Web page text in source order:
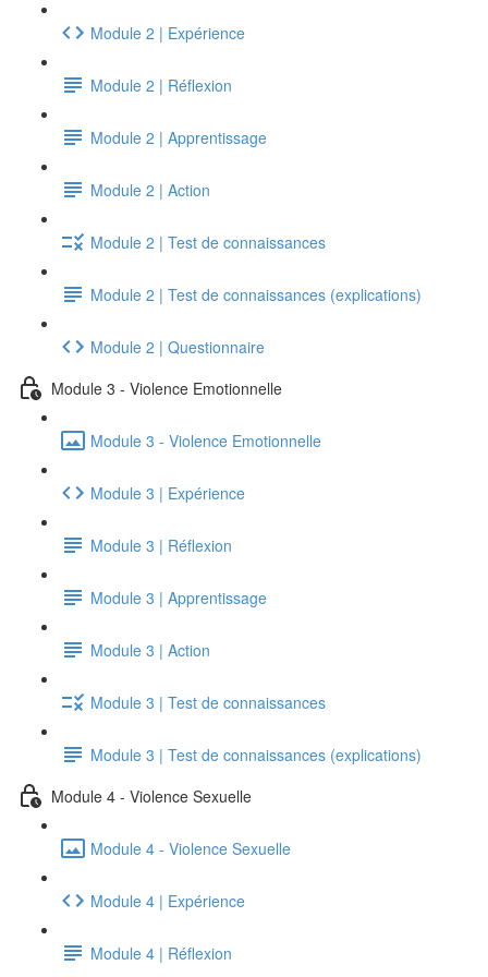
Module 2 | Expérience
Module 2 | Réflexion
Module 2 | Apprentissage
Module 2 | Action
Module 2 | Test de connaissances
Module 2 | Test de connaissances (explications)
Module 2 | Questionnaire
Module 3 - Violence Emotionnelle
Module 3 - Violence Emotionnelle
Module 3 | Expérience
Module 3 | Réflexion
Module 3 | Apprentissage
Module 3 | Action
Module 3 | Test de connaissances
Module 3 | Test de connaissances (explications)
Module 4 - Violence Sexuelle
Module 4 - Violence Sexuelle
Module 4 | Expérience
Module 4 | Réflexion